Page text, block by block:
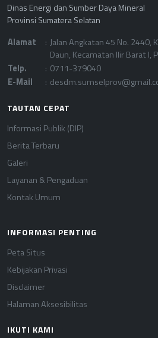
Dinas Energi dan Sumber Daya Mineral
Provinsi Sumatera Selatan
Alamat : Jalan Angkatan 45 No. 2440,
Daun, Kecamatan Ilir Barat I,
Telp.
: 0711-379040
E-Mail
:
TAUTAN CEPAT
Informasi Publik (DIP)
Berita Terbaru
Galeri
Layanan & Pengaduan
Kontak Umum
INFORMASI PENTING
Peta Situs
Kebijakan Privasi
Disclaimer
Halaman Aksesibilitas
IKUTI KAMI